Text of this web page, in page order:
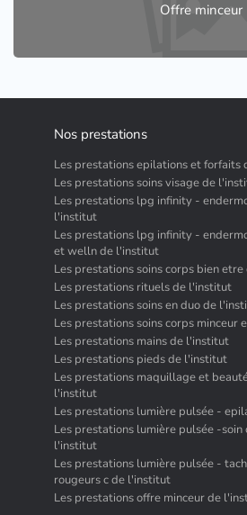
Offre minceur
Nos prestations
Les prestations epilations et forfaits
Les prestations soins visage de
Les prestations lpg infinity -
l'institut
Les prestations lpg infinity -
et welln de l'institut
Les prestations soins corps bien
Les prestations rituels de l'institut
Les prestations soins en duo de
Les prestations soins corps
Les prestations mains de l'institut
Les prestations pieds de l'institut
Les prestations maquillage et
l'institut
Les prestations lumière pulsée -
Les prestations lumière pulsée -
l'institut
Les prestations lumière pulsée -
rougeurs c de l'institut
Les prestations offre minceur de